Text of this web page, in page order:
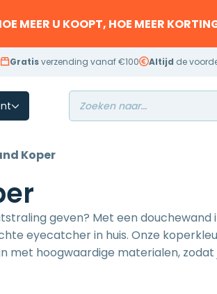
MEER U KOOPT, HOE MEER
Gratisverzending vanaf €100 Altijd de
Koper
geven? Met een douchewand
eyecatcher in huis. Onze
met hoogwaardige materialen, zodat
een minimalistische inloopdouche of